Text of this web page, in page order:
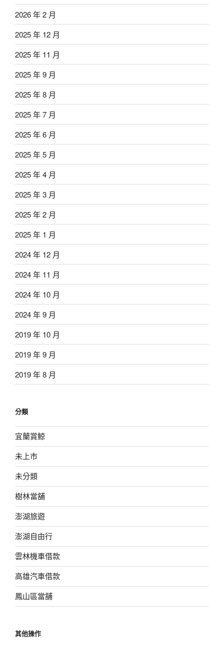
2026 年 2 月
2025 年 12 月
2025 年 11 月
2025 年 9 月
2025 年 8 月
2025 年 7 月
2025 年 6 月
2025 年 5 月
2025 年 4 月
2025 年 3 月
2025 年 2 月
2025 年 1 月
2024 年 12 月
2024 年 11 月
2024 年 10 月
2024 年 9 月
2019 年 10 月
2019 年 9 月
2019 年 8 月
分類
宜蘭賞鯨
未上市
未分類
樹林當舖
澎湖旅遊
澎湖自由行
雲林機車借款
高雄汽車借款
鳳山區當舖
其他操作